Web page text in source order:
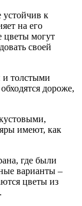
устойчив к
на его
цветы могут
своей
и толстыми
дороже,
имеют, как
где были
варианты –
цветы из